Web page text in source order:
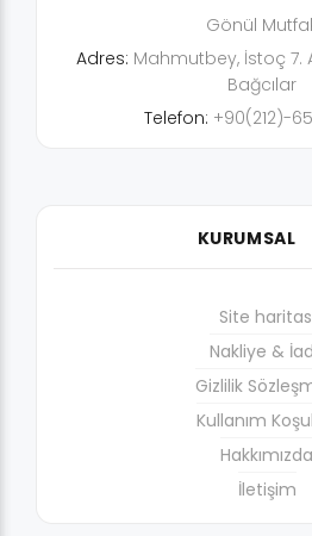
Gönül
Adres: Mahmutbey, İstoç 7.
Bağcılar
Telefon: +90(212)-
KURUMSAL
Site
Nakliye &
Gizlilik
Kullanım
Hakkımızda
İletişim